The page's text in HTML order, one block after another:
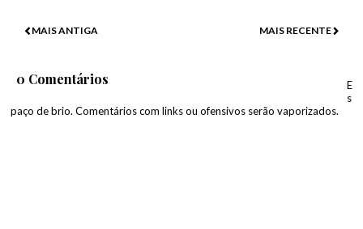
MAIS RECENTE
MAIS ANTIGA
0 Comentários
E
s
paço de brio. Comentários com links ou ofensivos serão vaporizados.